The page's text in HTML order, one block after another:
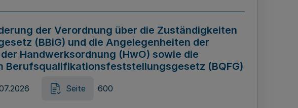
der Verordnung über die Zuständigkeiten
(BBiG) und die Angelegenheiten der
Handwerksordnung (HwO) sowie die
Berufsqualifikationsfeststellungsgesetz (BQFG)
Seite 600